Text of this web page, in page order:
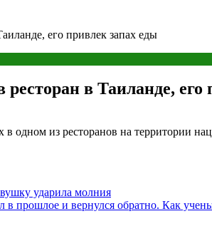
его привлек запах еды
в Таиланде, его
одном из ресторанов на территории
ударила молния
в прошлое и вернулся обратно. Как